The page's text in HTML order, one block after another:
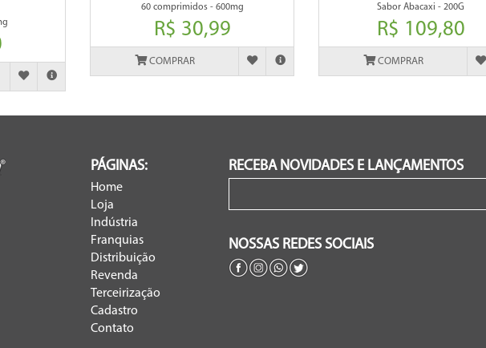
60 comprimidos - 600mg
R$ 30,99
COMPRAR
Sabor Abacaxi - 200G
R$ 109,80
COMPRAR
PÁGINAS:
Home
Loja
Indústria
Franquias
Distribuição
Revenda
Terceirização
Cadastro
Contato
RECEBA NOVIDADES E LANÇAMENTOS
NOSSAS REDES SOCIAIS